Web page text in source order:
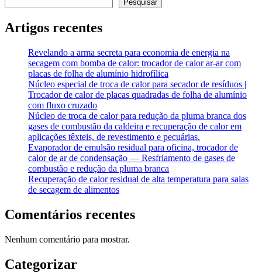
Pesquisar
Artigos recentes
Revelando a arma secreta para economia de energia na
secagem com bomba de calor: trocador de calor ar-ar com
placas de folha de alumínio hidrofílica
Núcleo especial de troca de calor para secador de resíduos |
Trocador de calor de placas quadradas de folha de alumínio
com fluxo cruzado
Núcleo de troca de calor para redução da pluma branca dos
gases de combustão da caldeira e recuperação de calor em
aplicações têxteis, de revestimento e pecuárias.
Evaporador de emulsão residual para oficina, trocador de
calor de ar de condensação — Resfriamento de gases de
combustão e redução da pluma branca
Recuperação de calor residual de alta temperatura para salas
de secagem de alimentos
Comentários recentes
Nenhum comentário para mostrar.
Categorizar